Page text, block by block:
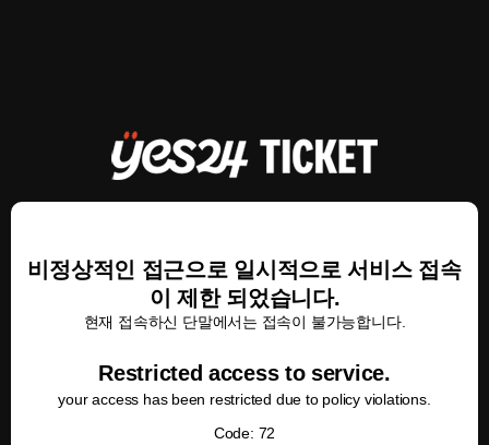
비정상적인 접근으로 일시적으로 서비스 접속
이 제한 되었습니다.
현재 접속하신 단말에서는 접속이 불가능합니다.
Restricted access to service.
your access has been restricted due to policy violations.
Code: 72